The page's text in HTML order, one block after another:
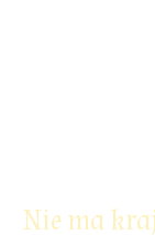
Nie ma